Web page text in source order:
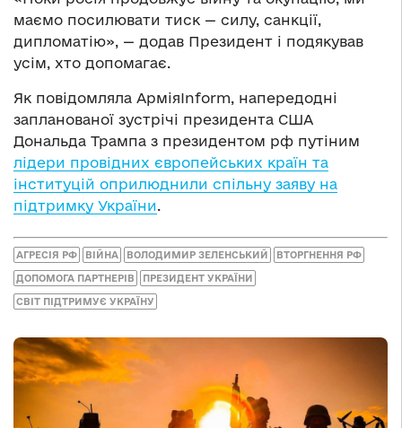
маємо посилювати тиск — силу, санкції,
дипломатію», — додав Президент і подякував
усім, хто допомагає.
Як повідомляла АрміяInform, напередодні
запланованої зустрічі президента США
Дональда Трампа з президентом рф путіним
лідери провідних європейських країн та
інституцій оприлюднили спільну заяву на
підтримку України
АГРЕСІЯ РФ ВІЙНА ВОЛОДИМИР ЗЕЛЕНСЬКИЙ ВТОРГНЕННЯ РФ
ДОПОМОГА ПАРТНЕРІВ ПРЕЗИДЕНТ УКРАЇНИ
СВІТ ПІДТРИМУЄ УКРАЇНУ